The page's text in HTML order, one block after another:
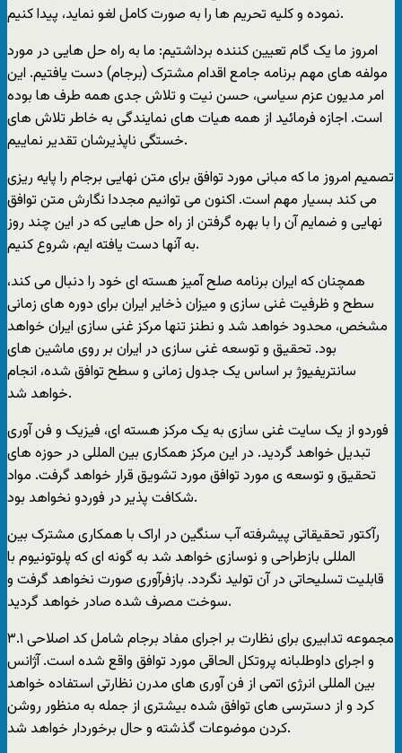
نموده و کلیه تحریم ها را به صورت کامل لغو نماید، پیدا کنیم.
امروز ما یک گام تعیین کننده برداشتیم: ما به راه حل هایی در مورد
مولفه های مهم برنامه جامع اقدام مشترک (برجام) دست یافتیم. این
امر مدیون عزم سیاسی، حسن نیت و تلاش جدی همه طرف ها بوده
است. اجازه فرمائید از همه هیات های نمایندگی به خاطر تلاش های
خستگی ناپذیرشان تقدیر نماییم.
تصمیم امروز ما که مبانی مورد توافق برای متن نهایی برجام را پایه ریزی
می کند بسیار مهم است. اکنون می توانیم مجددا نگارش متن توافق
نهایی و ضمایم آن را با بهره گرفتن از راه حل هایی که در این چند روز
به آنها دست یافته ایم، شروع کنیم.
همچنان که ایران برنامه صلح آمیز هسته ای خود را دنبال می کند،
سطح و ظرفیت غنی سازی و میزان ذخایر ایران برای دوره های زمانی
مشخص، محدود خواهد شد و نطنز تنها مرکز غنی سازی ایران خواهد
بود. تحقیق و توسعه غنی سازی در ایران بر روی ماشین های
سانتریفیوژ بر اساس یک جدول زمانی و سطح توافق شده، انجام
خواهد شد.
فوردو از یک سایت غنی سازی به یک مرکز هسته ای، فیزیک و فن آوری
تبدیل خواهد گردید. در این مرکز همکاری بین المللی در حوزه های
تحقیق و توسعه ی مورد توافق مورد تشویق قرار خواهد گرفت. مواد
شکافت پذیر در فوردو نخواهد بود.
رآکتور تحقیقاتی پیشرفته آب سنگین در اراک با همکاری مشترک بین
المللی بازطراحی و نوسازی خواهد شد به گونه ای که پلوتونیوم با
قابلیت تسلیحاتی در آن تولید نگردد. بازفرآوری صورت نخواهد گرفت و
سوخت مصرف شده صادر خواهد گردید.
مجموعه تدابیری برای نظارت بر اجرای مفاد برجام شامل کد اصلاحی ۳.۱
و اجرای داوطلبانه پروتکل الحاقی مورد توافق واقع شده است. آژانس
بین المللی انرژی اتمی از فن آوری های مدرن نظارتی استفاده خواهد
کرد و از دسترسی های توافق شده بیشتری از جمله به منظور روشن
کردن موضوعات گذشته و حال برخوردار خواهد شد.